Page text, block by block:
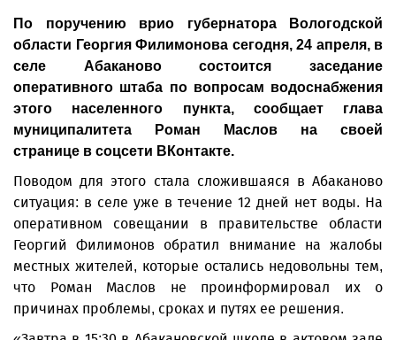
По поручению врио губернатора Вологодской
области Георгия Филимонова сегодня, 24 апреля, в
селе Абаканово состоится заседание
оперативного штаба по вопросам водоснабжения
этого населенного пункта, сообщает глава
муниципалитета Роман Маслов на своей
странице в соцсети ВКонтакте.
Поводом для этого стала сложившаяся в Абаканово
ситуация: в селе уже в течение 12 дней нет воды. На
оперативном совещании в правительстве области
Георгий Филимонов обратил внимание на жалобы
местных жителей, которые остались недовольны тем,
что Роман Маслов не проинформировал их о
причинах проблемы, сроках и путях ее решения.